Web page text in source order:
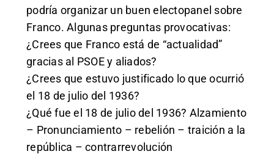
podría organizar un buen electopanel sobre
Franco. Algunas preguntas provocativas:
¿Crees que Franco está de “actualidad”
gracias al PSOE y aliados?
¿Crees que estuvo justificado lo que ocurrió
el 18 de julio del 1936?
¿Qué fue el 18 de julio del 1936? Alzamiento
– Pronunciamiento – rebelión – traición a la
república – contrarrevolución